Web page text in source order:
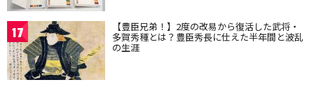
17 【豊臣兄弟！】2度の改易から復活した武将・
多賀秀種とは？豊臣秀長に仕えた半年間と波乱
の生涯